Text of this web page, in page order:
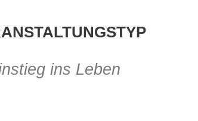
Office
ins Leben